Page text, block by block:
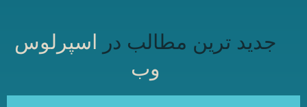
جدید ترین مطالب در
اسپرلوس
وب